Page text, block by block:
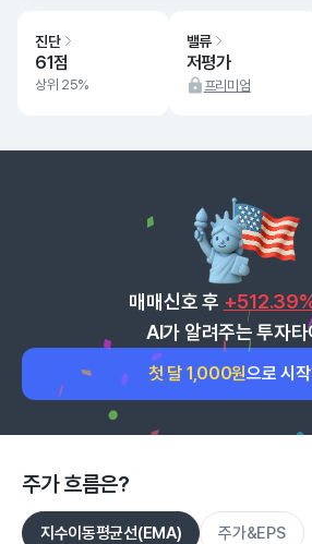
진단
61점
상위 25%
밸류
저평가
프리미엄
매매신호 후
AI가 알려주는 투자타
첫 달 1,000원으로 시작
주가 흐름은?
지수이동평균선(EMA) 주가&EPS